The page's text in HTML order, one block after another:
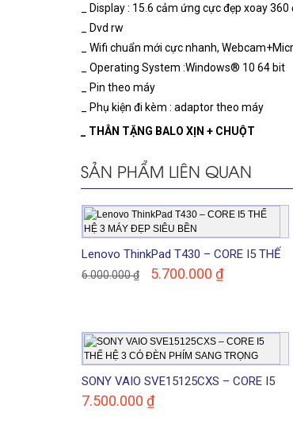
_ Display : 15.6 cảm ứng cực đẹp xoay
_ Dvd rw
_ Wifi chuẩn mới cực nhanh,
_ Operating System :Windows® 10 64 bit
_ Pin theo máy
_ Phụ kiện đi kèm : adaptor theo máy
_ THÂN TẶNG BALO XỊN + CHUỘT
SẢN PHẨM LIÊN QUAN
Lenovo ThinkPad T430 – CORE I5 THẾ
HỆ 3 MÁY ĐẸP SIÊU BỀN
6.000.000₫ 5.700.000 ₫
SONY VAIO SVE15125CXS – CORE I5
THẾ HỆ 3 CÓ ĐÈN PHÍM SANG TRỌNG
7.500.000 ₫